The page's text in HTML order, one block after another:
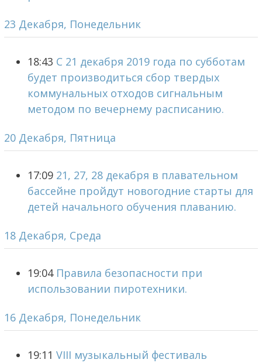
23 Декабря, Понедельник
18:43 С 21 декабря 2019 года по субботам
будет производиться сбор твердых
коммунальных отходов сигнальным
методом по вечернему расписанию.
20 Декабря, Пятница
17:09 21, 27, 28 декабря в плавательном
бассейне пройдут новогодние старты для
детей начального обучения плаванию.
18 Декабря, Среда
19:04 Правила безопасности при
использовании пиротехники.
16 Декабря, Понедельник
19:11 VIII музыкальный фестиваль